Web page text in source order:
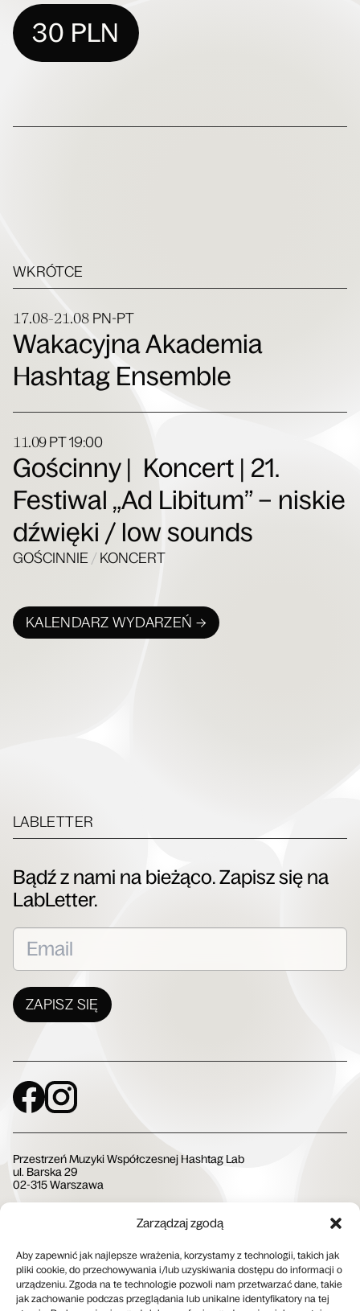
Zarządzaj zgodą
Aby zapewnić jak najlepsze wrażenia, korzystamy z technologii, takich jak
pliki cookie, do przechowywania i/lub uzyskiwania dostępu do informacji o
urządzeniu. Zgoda na te technologie pozwoli nam przetwarzać dane, takie
jak zachowanie podczas przeglądania lub unikalne identyfikatory na tej
30 PLN
WKRÓTCE
17.08-21.08 PN-PT
Wakacyjna Akademia
Hashtag Ensemble
11.09 PT 19:00
Gościnny | Koncert | 21.
Festiwal „Ad Libitum” – niskie
dźwięki / low sounds
GOŚCINNIE / KONCERT
KALENDARZ WYDARZEŃ →
LABLETTER
Bądź z nami na bieżąco. Zapisz się na
LabLetter.
ZAPISZ SIĘ
Social Media
Przestrzeń Muzyki Współczesnej Hashtag Lab
ul. Barska 29
02-315 Warszawa
Społeczna Instytucja Kultury